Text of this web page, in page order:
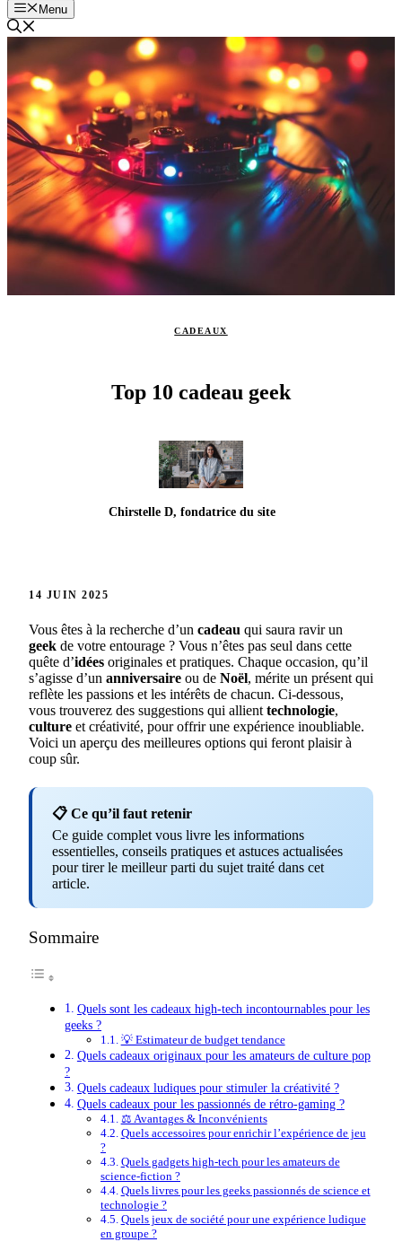
Menu
CADEAUX
Top 10 cadeau geek
Chirstelle D, fondatrice du site
14 JUIN 2025
Vous êtes à la recherche d’un cadeau qui saura ravir un
geek de votre entourage ? Vous n’êtes pas seul dans cette
quête d’idées originales et pratiques. Chaque occasion, qu’il
s’agisse d’un anniversaire ou de Noël, mérite un présent qui
reflète les passions et les intérêts de chacun. Ci-dessous,
vous trouverez des suggestions qui allient technologie,
culture et créativité, pour offrir une expérience inoubliable.
Voici un aperçu des meilleures options qui feront plaisir à
coup sûr.
📋 Ce qu’il faut retenir
Ce guide complet vous livre les informations
essentielles, conseils pratiques et astuces actualisées
pour tirer le meilleur parti du sujet traité dans cet
article.
Sommaire
Quels sont les cadeaux high-tech incontournables pour les
geeks ?
💡 Estimateur de budget tendance
Quels cadeaux originaux pour les amateurs de culture pop
?
Quels cadeaux ludiques pour stimuler la créativité ?
Quels cadeaux pour les passionnés de rétro-gaming ?
⚖️ Avantages & Inconvénients
Quels accessoires pour enrichir l’expérience de jeu
?
Quels gadgets high-tech pour les amateurs de
science-fiction ?
Quels livres pour les geeks passionnés de science et
technologie ?
Quels jeux de société pour une expérience ludique
en groupe ?